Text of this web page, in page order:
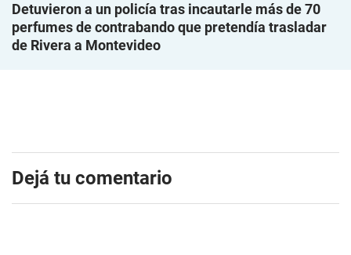
Detuvieron a un policía tras incautarle más de 70
perfumes de contrabando que pretendía trasladar
de Rivera a Montevideo
Dejá tu comentario